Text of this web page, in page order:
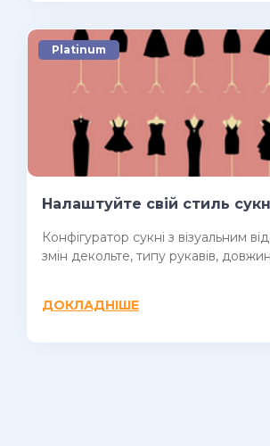
Platinum
Налаштуйте свій стиль
Конфігуратор сукні з візуальним
змін декольте, типу рукавів,
ДОКЛАДНІШЕ